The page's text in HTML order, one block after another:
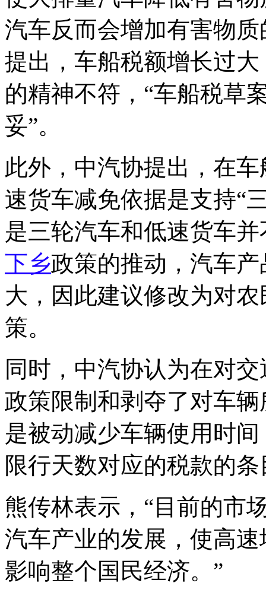
汽车反而会增加有害物
提出，车船税额增长过
的精神不符，“车船税草
妥”。
此外，中汽协提出，在
速货车减免依据是支持“
是三轮汽车和低速货车
下乡政策的推动，汽车
大，因此建议修改为对
策。
同时，中汽协认为在对
政策限制和剥夺了对车
是被动减少车辆使用时
限行天数对应的税款的条
熊传林表示，“目前的市
汽车产业的发展，使高
影响整个国民经济。”